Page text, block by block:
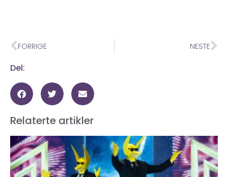
FORRIGE NESTE
Del:
Relaterte artikler